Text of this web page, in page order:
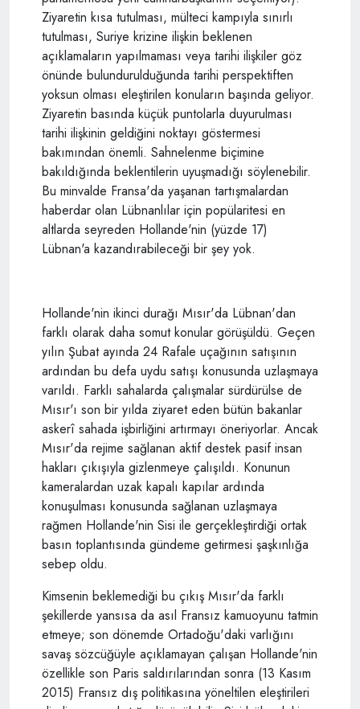
Ziyaretin kısa tutulması, mülteci kampıyla sınırlı
tutulması, Suriye krizine ilişkin beklenen
açıklamaların yapılmaması veya tarihi ilişkiler göz
önünde bulundurulduğunda tarihi perspektiften
yoksun olması eleştirilen konuların başında geliyor.
Ziyaretin basında küçük puntolarla duyurulması
tarihi ilişkinin geldiğini noktayı göstermesi
bakımından önemli. Sahnelenme biçimine
bakıldığında beklentilerin uyuşmadığı söylenebilir.
Bu minvalde Fransa'da yaşanan tartışmalardan
haberdar olan Lübnanlılar için popülaritesi en
altlarda seyreden Hollande'nin (yüzde 17)
Lübnan'a kazandırabileceği bir şey yok.
Hollande'nin ikinci durağı Mısır'da Lübnan'dan
farklı olarak daha somut konular görüşüldü. Geçen
yılın Şubat ayında 24 Rafale uçağının satışının
ardından bu defa uydu satışı konusunda uzlaşmaya
varıldı. Farklı sahalarda çalışmalar sürdürülse de
Mısır'ı son bir yılda ziyaret eden bütün bakanlar
askerî sahada işbirliğini artırmayı öneriyorlar. Ancak
Mısır'da rejime sağlanan aktif destek pasif insan
hakları çıkışıyla gizlenmeye çalışıldı. Konunun
kameralardan uzak kapalı kapılar ardında
konuşulması konusunda sağlanan uzlaşmaya
rağmen Hollande'nin Sisi ile gerçekleştirdiği ortak
basın toplantısında gündeme getirmesi şaşkınlığa
sebep oldu.
Kimsenin beklemediği bu çıkış Mısır'da farklı
şekillerde yansısa da asıl Fransız kamuoyunu tatmin
etmeye; son dönemde Ortadoğu'daki varlığını
savaş sözcüğüyle açıklamayan çalışan Hollande'nin
özellikle son Paris saldırılarından sonra (13 Kasım
2015) Fransız dış politikasına yöneltilen eleştirileri